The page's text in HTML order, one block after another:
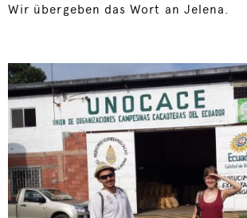
Wir übergeben das Wort an Jelena.